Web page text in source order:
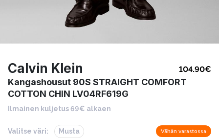
Calvin Klein 104.90€
Kangashousut 90S STRAIGHT COMFORT
COTTON CHIN LV04RF619G
Ilmainen kuljetus 69€ alkaen
Valitse väri: Musta Vähän varastossa